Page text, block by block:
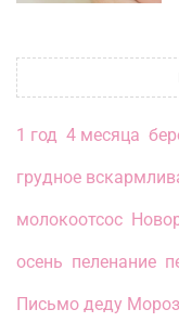
1 год 4 месяца
грудное
молокоотсос
осень пеленание
Письмо деду